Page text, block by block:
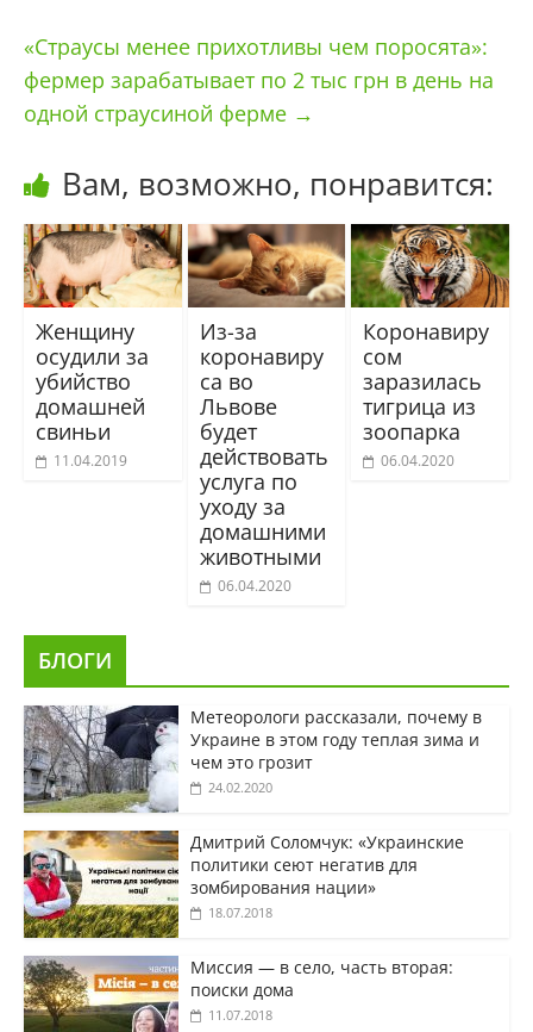
«Страусы менее прихотливы чем поросята»:
фермер зарабатывает по 2 тыс грн в день на
одной страусиной ферме →
Вам, возможно, понравится:
Женщину
осудили за
убийство
домашней
свиньи
11.04.2019
Из-за
коронавиру
са во
Львове
будет
действовать
услуга по
уходу за
домашними
животными
06.04.2020
Коронавиру
сом
заразилась
тигрица из
зоопарка
06.04.2020
БЛОГИ
Метеорологи рассказали, почему в
Украине в этом году теплая зима и
чем это грозит
24.02.2020
Дмитрий Соломчук: «Украинские
политики сеют негатив для
зомбирования нации»
18.07.2018
Миссия — в село, часть вторая:
поиски дома
11.07.2018